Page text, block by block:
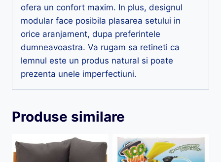
ofera un confort maxim. In plus, designul
modular face posibila plasarea setului in
orice aranjament, dupa preferintele
dumneavoastra. Va rugam sa retineti ca
lemnul este un produs natural si poate
prezenta unele imperfectiuni.
Produse similare